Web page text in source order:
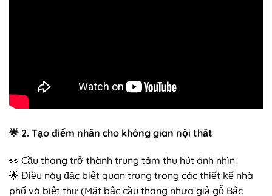
🌟 2. Tạo điểm nhấn cho không gian nội thất
👀 Cầu thang trở thành trung tâm thu hút ánh nhìn.
🌟 Điều này đặc biệt quan trọng trong các thiết kế nhà
phố và biệt thự (Mặt bậc cầu thang nhựa giả gỗ Bắc